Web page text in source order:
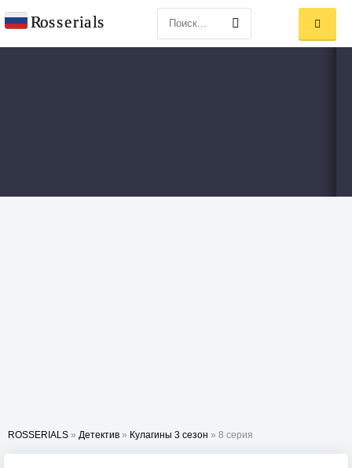
ROSSERIALS » Детектив » Кулагины 3 сезон » 8 серия